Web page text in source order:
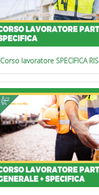
Corso lavoratore SPECIFICA